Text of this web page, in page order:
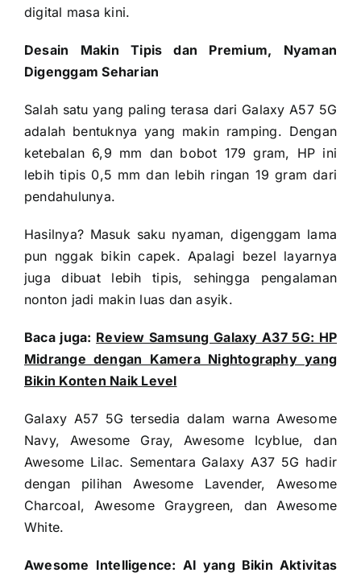
digital masa kini.
Desain Makin Tipis dan Premium, Nyaman
Digenggam Seharian
Salah satu yang paling terasa dari Galaxy A57 5G
adalah bentuknya yang makin ramping. Dengan
ketebalan 6,9 mm dan bobot 179 gram, HP ini
lebih tipis 0,5 mm dan lebih ringan 19 gram dari
pendahulunya.
Hasilnya? Masuk saku nyaman, digenggam lama
pun nggak bikin capek. Apalagi bezel layarnya
juga dibuat lebih tipis, sehingga pengalaman
nonton jadi makin luas dan asyik.
Baca juga: Review Samsung Galaxy A37 5G: HP
Midrange dengan Kamera Nightography yang
Bikin Konten Naik Level
Galaxy A57 5G tersedia dalam warna Awesome
Navy, Awesome Gray, Awesome Icyblue, dan
Awesome Lilac. Sementara Galaxy A37 5G hadir
dengan pilihan Awesome Lavender, Awesome
Charcoal, Awesome Graygreen, dan Awesome
White.
Awesome Intelligence: AI yang Bikin Aktivitas